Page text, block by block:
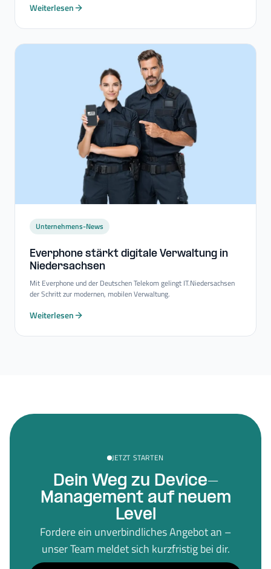
Weiterlesen
Unternehmens-News
Everphone stärkt digitale Verwaltung in
Niedersachsen
Mit Everphone und der Deutschen Telekom gelingt IT.Niedersachsen
der Schritt zur modernen, mobilen Verwaltung.
Weiterlesen
JETZT STARTEN
Dein Weg zu Device-
Management auf neuem
Level
Fordere ein unverbindliches Angebot an –
unser Team meldet sich kurzfristig bei dir.